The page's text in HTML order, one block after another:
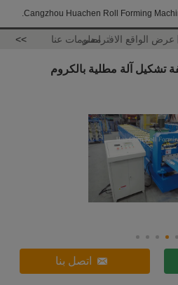
Cangzhou Huachen Roll Forming
عرض الواقع الافتراضيمعلومات عنا >>
اتصل بنا